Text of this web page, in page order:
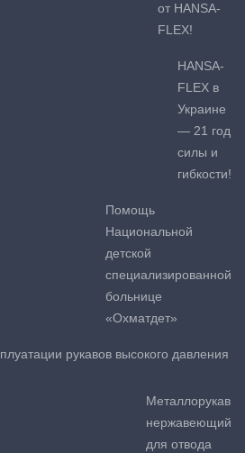
от HANSA-
FLEX!
HANSA-
FLEX в
Украине
— 21 год
силы и
гибкости!
Помощь
Национальной
детской
специализированной
больнице
«Охматдет»
рукавов высокого давления
Металлорукав
нержавеющий
для отвода